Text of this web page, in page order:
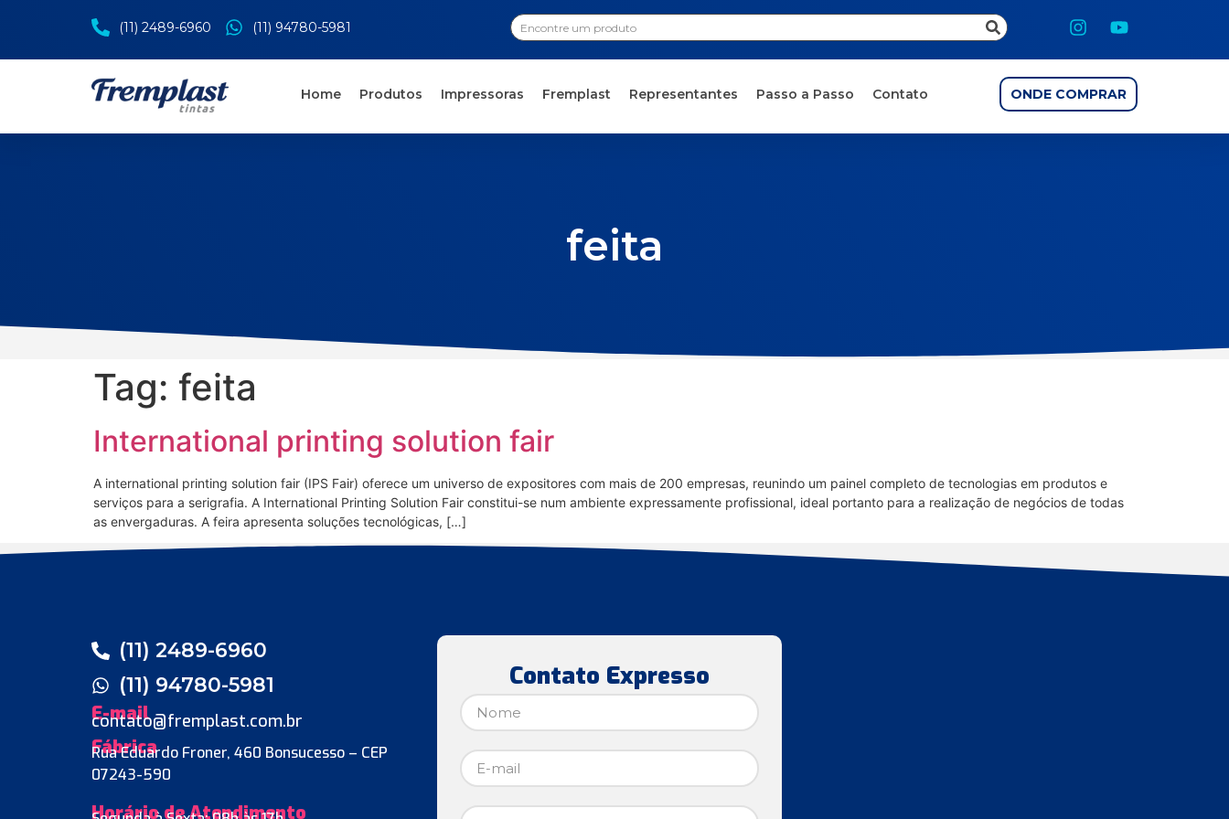
(11) 2489-6960 (11) 94780-5981
Home Produtos Impressoras Fremplast Representantes Passo a Passo Contato ONDE COMPRAR
feita
Tag: feita
International printing solution fair
A international printing solution fair (IPS Fair) oferece um universo de expositores com mais de 200 empresas, reunindo um painel completo de tecnologias em produtos e
serviços para a serigrafia. A International Printing Solution Fair constitui-se num ambiente expressamente profissional, ideal portanto para a realização de negócios de todas
as envergaduras. A feira apresenta soluções tecnológicas, […]
(11) 2489-6960
(11) 94780-5981
E-mail
contato@fremplast.com.br
Fábrica
Rua Eduardo Froner, 460 Bonsucesso – CEP
07243-590
Horário de Atendimento
Contato Expresso